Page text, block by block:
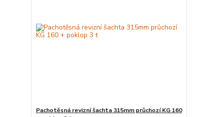
Pachotěsná revizní šachta 315mm průchozí KG 160